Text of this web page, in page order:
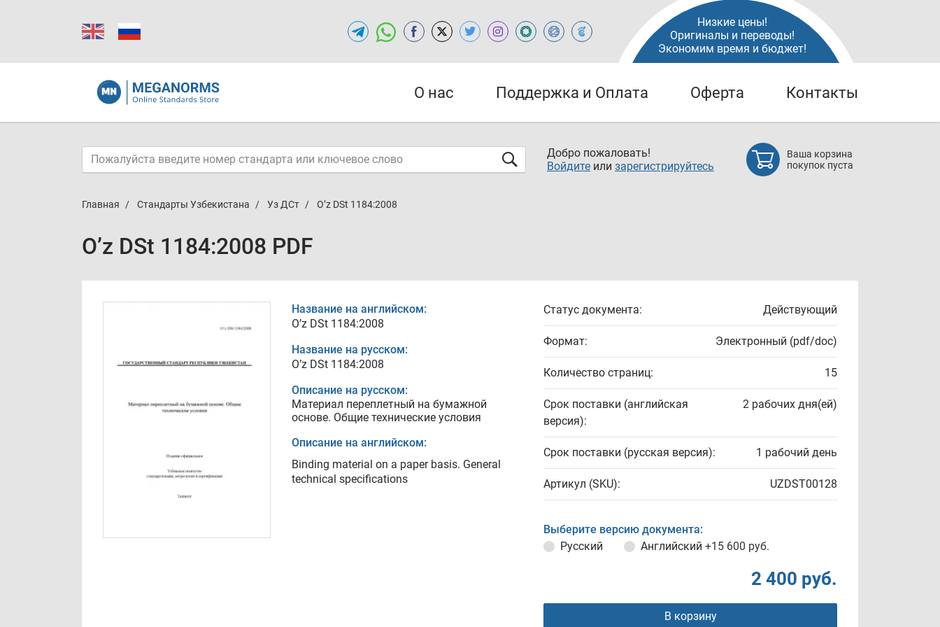
Низкие цены!
Оригиналы и переводы!
Экономим время и бюджет!
О нас Поддержка и Оплата Оферта Контакты
Добро пожаловать!
Войдите или зарегистрируйтесь
Ваша корзина
покупок пуста
Главная Стандарты Узбекистана Уз ДСт O’z DSt 1184:2008
O’z DSt 1184:2008 PDF
Название на английском:
O’z DSt 1184:2008
Название на русском:
O’z DSt 1184:2008
Описание на русском:
Материал переплетный на бумажной
основе. Общие технические условия
Описание на английском:
Binding material on a paper basis. General
technical specifications
Статус документа: Действующий
Формат: Электронный (pdf/doc)
Количество страниц: 15
Срок поставки (английская
версия):
2 рабочих дня(ей)
Срок поставки (русская версия): 1 рабочий день
Артикул (SKU): UZDST00128
Выберите версию документа:
Русский
Английский +15 600 руб.
2 400 руб.
В корзину